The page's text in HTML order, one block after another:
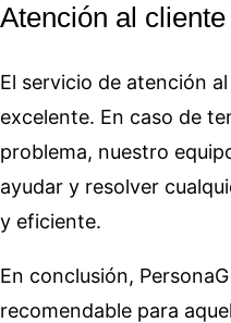
Atención al cliente
El servicio de atención
excelente. En caso de
problema, nuestro
ayudar y resolver
y eficiente.
En conclusión,
recomendable para